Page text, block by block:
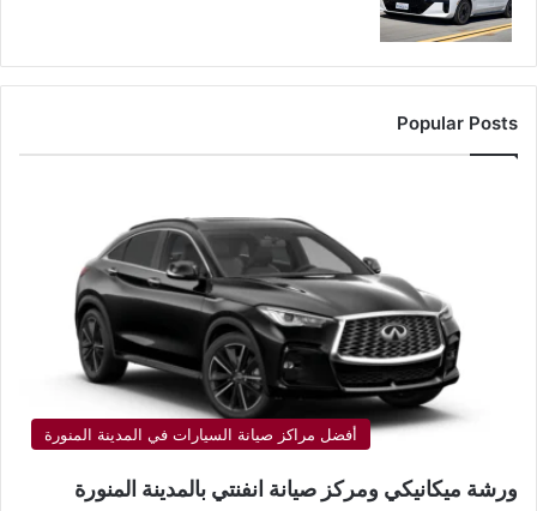
Popular Posts
أفضل مراكز صيانة السيارات في المدينة المنورة
ورشة ميكانيكي ومركز صيانة انفنتي بالمدينة المنورة